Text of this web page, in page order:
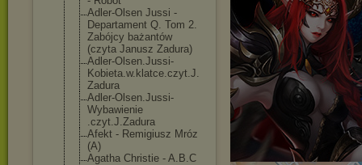
Adler-Olsen Jussi -
Departament Q. Tom 2.
Zabójcy bażantów
(czyta Janusz Zadura)
Adler-Olsen.Jussi-
Kobieta.w. klatce.czyt.J.
Zadura
Adler-Olsen.Jussi-
Wybawienie
.czyt.J.Zadura
Afekt - Remigiusz Mróz
(A)
Agatha Christie - A.B.C